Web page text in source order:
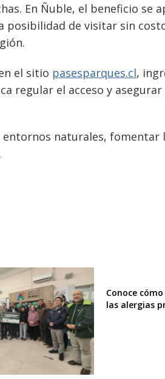
En Ñuble, el beneficio se
posibilidad de visitar sin
el sitio pasesparques.cl,
regular el acceso y
naturales, fomentar
Conoce
las alergias